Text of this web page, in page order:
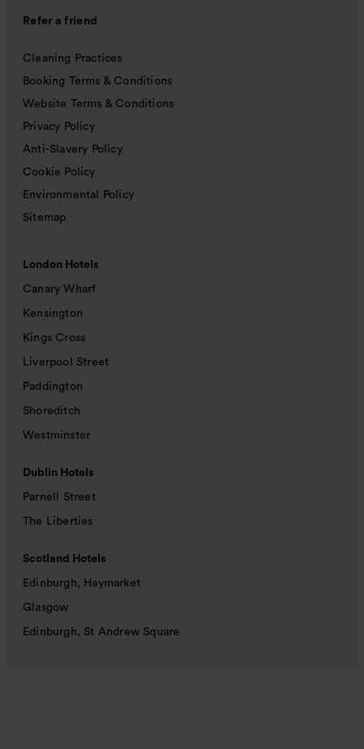
Refer a friend
Cleaning Practices
Booking Terms & Conditions
Website Terms & Conditions
Privacy Policy
Anti-Slavery Policy
Cookie Policy
Environmental Policy
Sitemap
London Hotels
Canary Wharf
Kensington
Kings Cross
Liverpool Street
Paddington
Shoreditch
Westminster
Dublin Hotels
Parnell Street
The Liberties
Scotland Hotels
Edinburgh, Haymarket
Glasgow
Edinburgh, St Andrew Square